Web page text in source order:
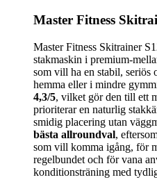
Master Fitness
Master Fitness Skitrainer
stakmaskin i premium-
som vill ha en stabil, seriös
hemma eller i mindre
4,3/5, vilket gör den till ett
prioriterar en naturlig
smidig placering utan
bästa allroundval,
som vill komma igång, för
regelbundet och för vana
konditionsträning med